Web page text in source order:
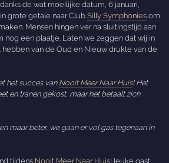
de wat moeilijke datum, 6 januari,
grote getale naar ClubSilly Symphonies om
Mensen hingen ver na sluitingstijd aan
nog een plaatje. Laten we zeggen dat wij in
van de Oud en Nieuw drukte van de
het succes van Nooit Meer Naar Huis! Het
en tranen gekost, maar het betaalt zich
maar beter, we gaan er vol gas tegenaan in
tijdens Nooit Meer Naar Huis! leuke gast